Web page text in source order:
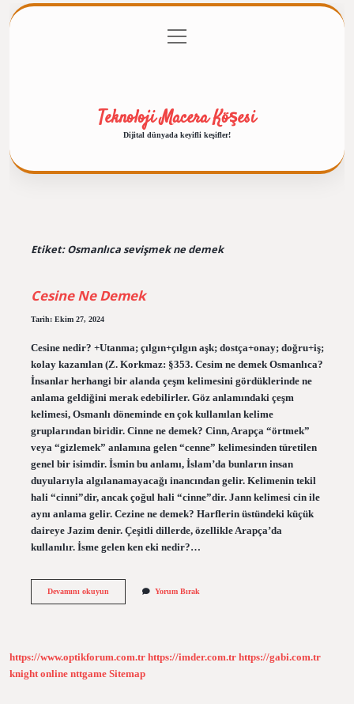
Gizlilik Politikası
menüyü
aç
Teknoloji Macera Köşesi
Dijital dünyada keyifli keşifler!
Etiket:Osmanlıca sevişmek ne demek
Cesine Ne Demek
Tarih: Ekim 27, 2024
Cesine nedir? +Utanma; çılgın+çılgın aşk; dostça+onay; doğru+iş;
kolay kazanılan (Z. Korkmaz: §353. Cesim ne demek Osmanlıca?
İnsanlar herhangi bir alanda çeşm kelimesini gördüklerinde ne
anlama geldiğini merak edebilirler. Göz anlamındaki çeşm
kelimesi, Osmanlı döneminde en çok kullanılan kelime
gruplarından biridir. Cinne ne demek? Cinn, Arapça “örtmek”
veya “gizlemek” anlamına gelen “cenne” kelimesinden türetilen
genel bir isimdir. İsmin bu anlamı, İslam’da bunların insan
duyularıyla algılanamayacağı inancından gelir. Kelimenin tekil
hali “cinni”dir, ancak çoğul hali “cinne”dir. Jann kelimesi cin ile
aynı anlama gelir. Cezine ne demek? Harflerin üstündeki küçük
daireye Jazim denir. Çeşitli dillerde, özellikle Arapça’da
kullanılır. İsme gelen ken eki nedir?…
Devamını okuyunCesine
Yorum Bırak
https://www.optikforum.com.tr https://imder.com.tr https://gabi.com.tr
knight online nttgame Sitemap